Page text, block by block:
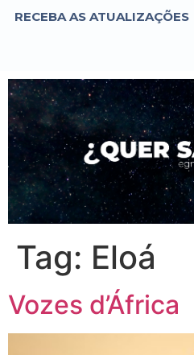
RECEBA AS ATUALIZAÇÕES
Tag: Eloá
Vozes d’África